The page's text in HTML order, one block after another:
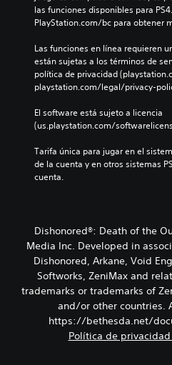
las funciones disponibles para
PlayStation.com/bc para obtener
Las funciones en línea requieren
están sujetas a los términos de
política de privacidad
playstation.com/legal/privacy-
El software está sujeto a licencia
(us.playstation.com/
Tarifa única para jugar en el
de la cuenta y en otros sistemas
cuenta.
Dishonored®: Death of the
Media Inc. Developed in
Dishonored, Arkane, Void
Softworks, ZeniMax and
trademarks or trademarks of
and/or other countries.
https://bethesda.net/
Política de privacidad